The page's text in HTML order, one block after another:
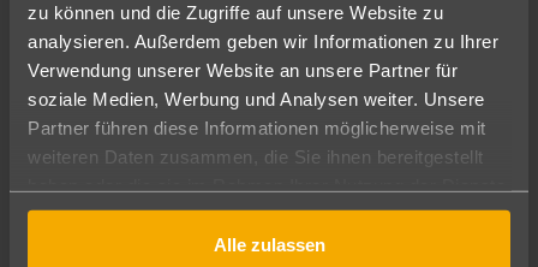
zu können und die Zugriffe auf unsere Website zu
analysieren. Außerdem geben wir Informationen zu Ihrer
Verwendung unserer Website an unsere Partner für
soziale Medien, Werbung und Analysen weiter. Unsere
Partner führen diese Informationen möglicherweise mit
weiteren Daten zusammen, die Sie ihnen bereitgestellt
gesammelt haben.
Alle zulassen
Pauschal Nur Hotel
Abflughafen
Alle Abflughäfen
09.08.26–07.08.27 7-21 Nächte